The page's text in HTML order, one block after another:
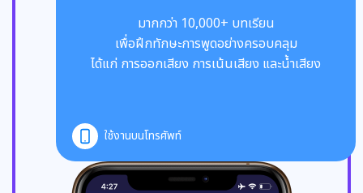
มากกว่า 10,000+ บทเรียน
เพื่อฝึกทักษะการพูดอย่างครอบคลุม
ได้แก่ การออกเสียง การเน้นเสียง และน้ำเสียง
ใช้งานบนโทรศัพท์